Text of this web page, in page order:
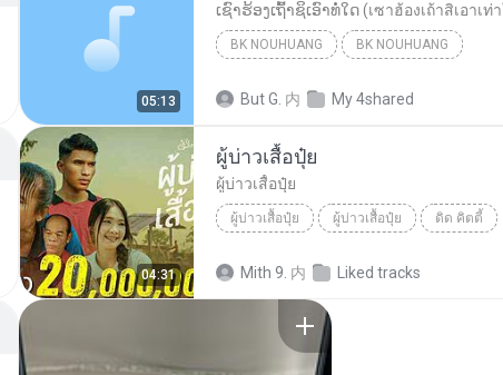
05:13
BK NOUHUANG BK NOUHUANG
But G. 内 My 4shared
04:31
ผู้บ่าวเสื้อปุ๋ย
ผู้บ่าวเสื้อปุ๋ย
ผู้บ่าวเสื้อปุ๋ย ผู้บ่าวเสื้อปุ๋ย ดิด คิตตี้
Mith 9. 内 Liked tracks